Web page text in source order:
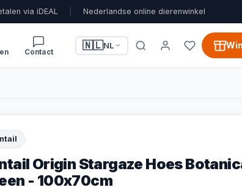
via iDEAL Nederlandse online dierenwinkel
Contact
🇳🇱NL
Origin Stargaze Hoes
- 100x70cm